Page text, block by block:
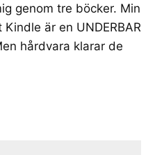
genom tre böcker. Min
är en UNDERBAR
hårdvara klarar de